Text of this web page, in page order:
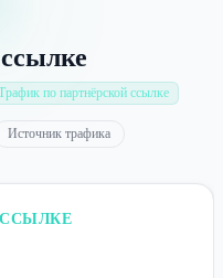
по партнёрской ссылке
Источник трафика